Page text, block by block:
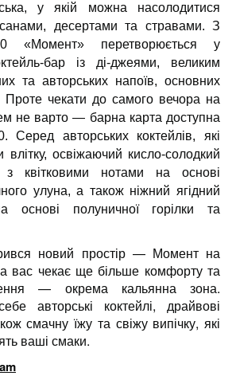
у якій можна насолодитися
десертами та стравами. З
«Момент» перетворюється у
бар із ді-джеями, великим
та авторських напоїв, основних
Проте чекати до самого вечора на
не варто — барна карта доступна
авторських коктейлів, які
влітку, освіжаючий кисло-солодкий
квітковими нотами на основі
улуна, а також ніжний ягідний
основі полуничної горілки та
новий простір — Момент на
вас чекає ще більше комфорту та
— окрема кальянна зона.
авторські коктейлі, драйвові
смачну їжу та свіжу випічку, які
ваші смаки.